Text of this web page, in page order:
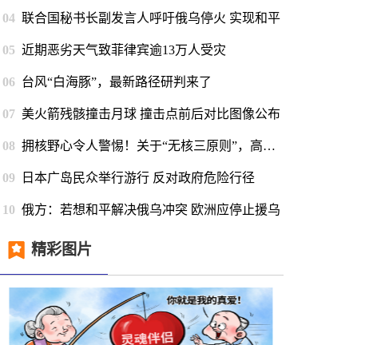
04 联合国秘书长副发言人呼吁俄乌停火 实现和平
05 近期恶劣天气致菲律宾逾13万人受灾
06 台风“白海豚”，最新路径研判来了
07 美火箭残骸撞击月球 撞击点前后对比图像公布
08 拥核野心令人警惕！关于“无核三原则”，高市早苗表态含糊其辞
09 日本广岛民众举行游行 反对政府危险行径
10 俄方：若想和平解决俄乌冲突 欧洲应停止援乌
精彩图片